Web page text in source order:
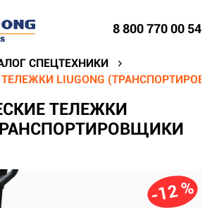
8 800 770 00 54
СПЕЦТЕХНИКИ
LIUGONG
ТЕЛЕЖКИ
-12 %